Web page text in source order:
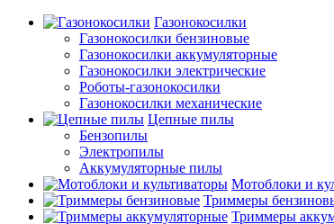
Газонокосилки
Газонокосилки бензиновые
Газонокосилки аккумуляторные
Газонокосилки электрические
Роботы-газонокосилки
Газонокосилки механические
Цепные пилы
Бензопилы
Электропилы
Аккумуляторные пилы
Мотоблоки и
Триммеры
Триммеры